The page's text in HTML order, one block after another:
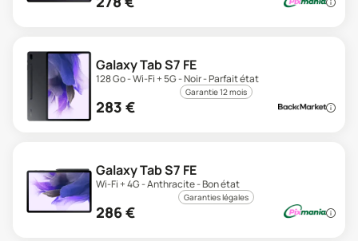
Galaxy Tab S7 FE
128 Go - Wi-Fi + 5G - Noir - Parfait état
Garantie 12 mois
283 €
Galaxy Tab S7 FE
Wi-Fi + 4G - Anthracite - Bon état
Garanties légales
286€